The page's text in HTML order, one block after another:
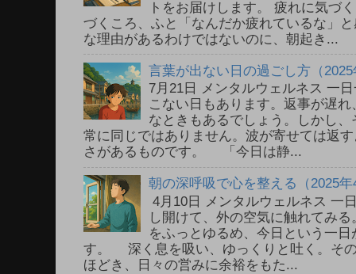
トをお届けします。 疲れに気
づくころ、ふと「なんだか疲れているな」
な理由があるわけではないのに、朝起き...
言葉が出ない日の過ごし方（
7月21日 メンタルウェルネス 一
こない日もあります。返事が遅
なときもあるでしょう。しかし
常に同じではありません。波が寄せては返
さがあるものです。 「今日は静...
朝の深呼吸で心を整える（2025
4月10日 メンタルウェルネス
し開けて、外の空気に触れてみ
をふっとゆるめ、今日という一
す。 深く息を吸い、ゆっくりと吐く。そ
ほどき、日々の営みに余裕をもた...